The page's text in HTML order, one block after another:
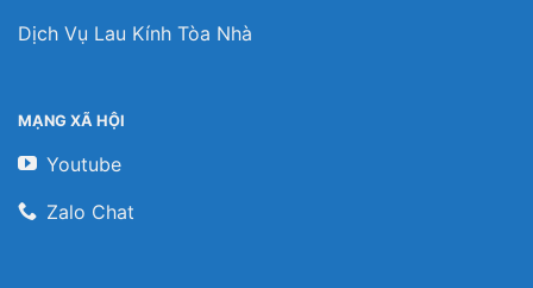
Dịch Vụ Lau Kính Tòa Nhà
MẠNG XÃ HỘI
Youtube
Zalo Chat